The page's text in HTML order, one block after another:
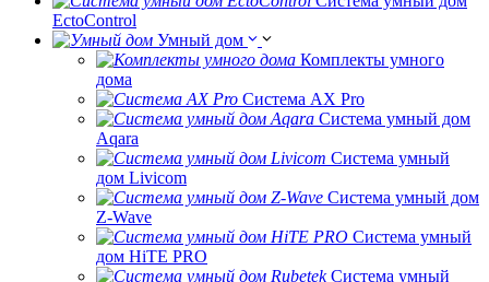
EctoControl
Умный дом
Комплекты умного
дома
Система AX Pro
Система умный дом
Aqara
Система умный
дом Livicom
Система умный дом
Z-Wave
Система умный
дом HiTE PRO
Система умный